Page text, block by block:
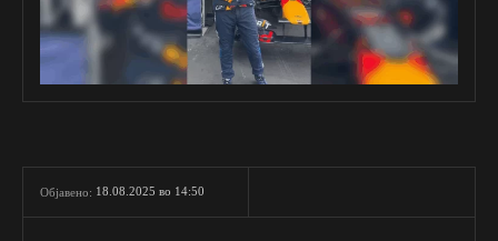
Објавено: 18.08.2025 во 14:50